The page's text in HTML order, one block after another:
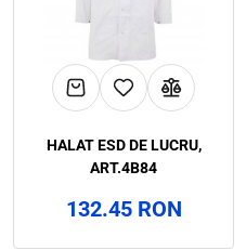
HALAT ESD DE LUCRU,
ART.4B84
132.45 RON